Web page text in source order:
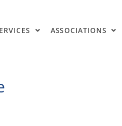
ASSOCIATIONS